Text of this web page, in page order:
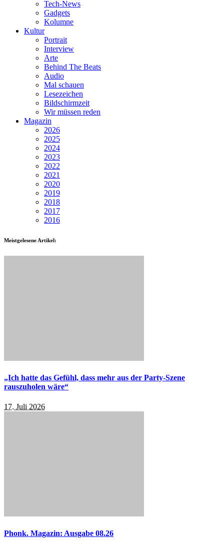
Tech-News
Gadgets
Kolumne
Kultur
Portrait
Interview
Arte
Behind The Beats
Audio
Mal schauen
Lesezeichen
Bildschirmzeit
Wir müssen reden
Magazin
2026
2025
2024
2023
2022
2021
2020
2019
2018
2017
2016
Meistgelesene Artikel:
„Ich hatte das Gefühl, dass mehr aus der Party-Szene
rauszuholen wäre“
17. Juli 2026
Phonk. Magazin: Ausgabe 08.26